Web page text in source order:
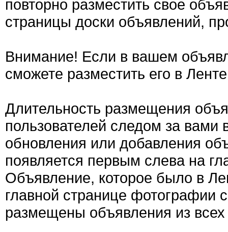
повторно разместить свое
страницы доски объявлений,
Внимание! Если в вашем
сможете разместить его в
Длительность размещения
пользователей следом за вами
обновления или добавления
появляется первым слева на
Объявление, которое было в
главной странице фотографии
размещены объявления из всех